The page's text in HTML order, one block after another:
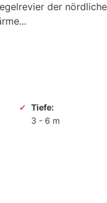
der
Tiefe:
3 - 6 m